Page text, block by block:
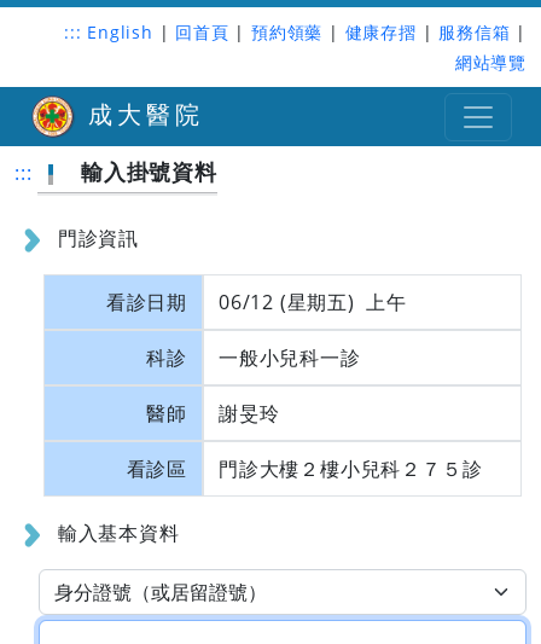
::: English | 回首頁 | 預約領藥 | 健康存摺 | 服務信箱 |
網站導覽
成大醫院
::: 輸入掛號資料
門診資訊
看診日期 06/12 (星期五) 上午
科診 一般小兒科一診
醫師 謝旻玲
看診區 門診大樓２樓小兒科２７５診
輸入基本資料